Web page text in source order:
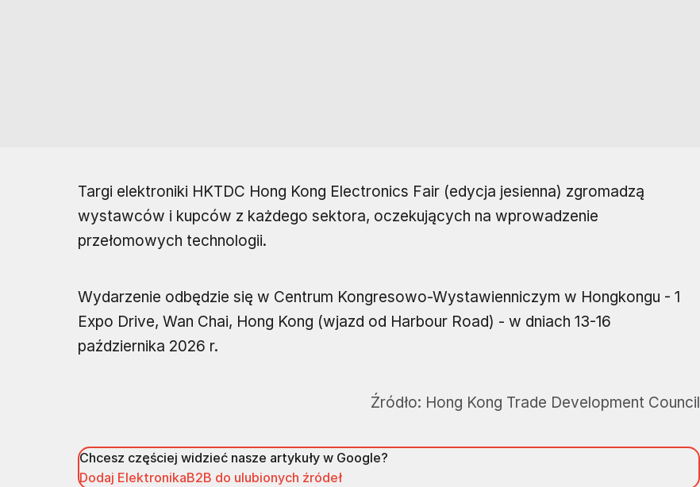
Targi elektroniki HKTDC Hong Kong Electronics Fair (edycja jesienna) zgromadzą
wystawców i kupców z każdego sektora, oczekujących na wprowadzenie
przełomowych technologii.
Wydarzenie odbędzie się w Centrum Kongresowo-Wystawienniczym w Hongkongu - 1
Expo Drive, Wan Chai, Hong Kong (wjazd od Harbour Road) - w dniach 13-16
października 2026 r.
Źródło: Hong Kong Trade Development Council
Chcesz częściej widzieć nasze artykuły w Google?
Dodaj ElektronikaB2B do ulubionych źródeł